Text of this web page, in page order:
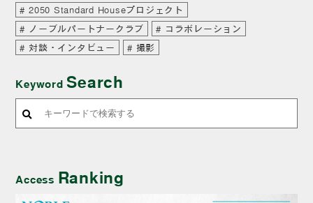
2050 Standard Houseプロジェクト
ノーブルパートナークラブ
コラボレーション
対談・インタビュー
撮影
KeywordSearch
Access Ranking